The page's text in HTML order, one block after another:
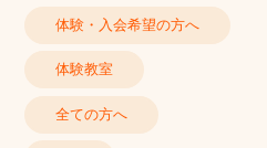
体験・入会希望の方へ
体験教室
全ての方へ